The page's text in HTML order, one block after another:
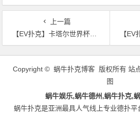
出局！
过了
上一篇
【EV扑克】卡塔尔世界杯正在如火如荼的进行中，但你听说过扑克世界杯吗？
【EV扑克】
文
Copyright © 蜗牛扑克博客 版权所有 站
图
蜗牛娱乐,蜗牛德州,蜗牛扑克,
蜗牛扑克是亚洲最具人气线上专业德扑